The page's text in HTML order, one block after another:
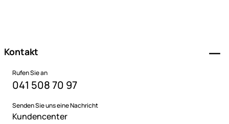
Kontakt
Rufen Sie an
041 508 70 97
Senden Sie uns eine Nachricht
Kundencenter